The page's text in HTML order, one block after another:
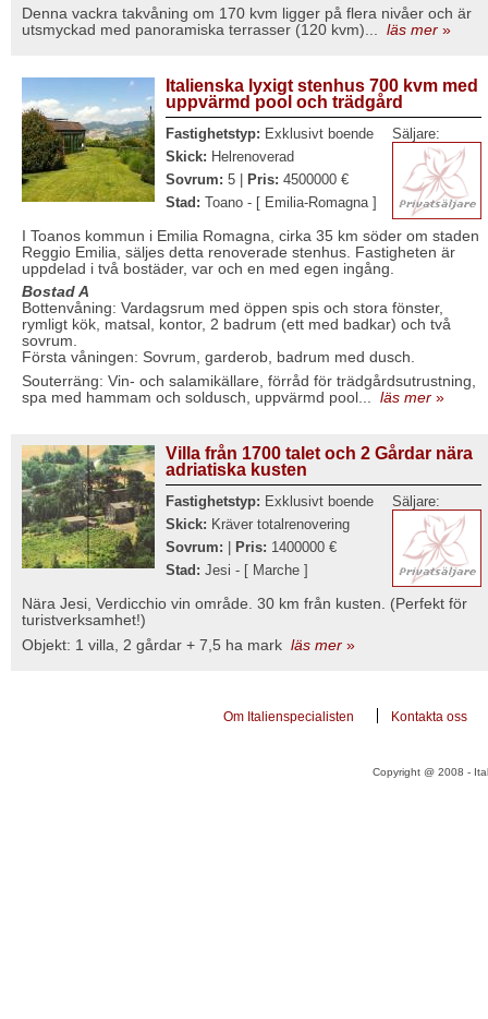
Denna vackra takvåning om 170 kvm ligger på flera nivåer och är
utsmyckad med panoramiska terrasser (120 kvm)...
läs mer »
Italienska lyxigt stenhus 700 kvm med
uppvärmd pool och trädgård
Fastighetstyp: Exklusivt boende
Skick: Helrenoverad
Sovrum: 5 | Pris: 4500000 €
Stad: Toano - [ Emilia-Romagna ]
Säljare:
I Toanos kommun i Emilia Romagna, cirka 35 km söder om staden
Reggio Emilia, säljes detta renoverade stenhus. Fastigheten är
uppdelad i två bostäder, var och en med egen ingång.
Bostad A
Bottenvåning: Vardagsrum med öppen spis och stora fönster,
rymligt kök, matsal, kontor, 2 badrum (ett med badkar) och två
sovrum.
Första våningen: Sovrum, garderob, badrum med dusch.
Souterräng: Vin- och salamikällare, förråd för trädgårdsutrustning,
spa med hammam och soldusch, uppvärmd pool...
läs mer »
Villa från 1700 talet och 2 Gårdar nära
adriatiska kusten
Fastighetstyp: Exklusivt boende
Skick: Kräver totalrenovering
Sovrum:
Pris: 1400000 €
Stad: Jesi - [ Marche ]
Säljare:
Nära Jesi, Verdicchio vin område. 30 km från kusten. (Perfekt för
turistverksamhet!)
Objekt: 1 villa, 2 gårdar + 7,5 ha mark läs mer »
Om Italienspecialisten Kontakta oss
Copyright @ 2008 -